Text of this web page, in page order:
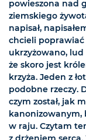
powieszona nad
ziemskiego
napisał,
chcieli poprawiać
ukrzyżowano, lud
że skoro jest
krzyża. Jeden z
podobne rzeczy.
czym został, jak
kanonizowanym,
w raju. Czytam